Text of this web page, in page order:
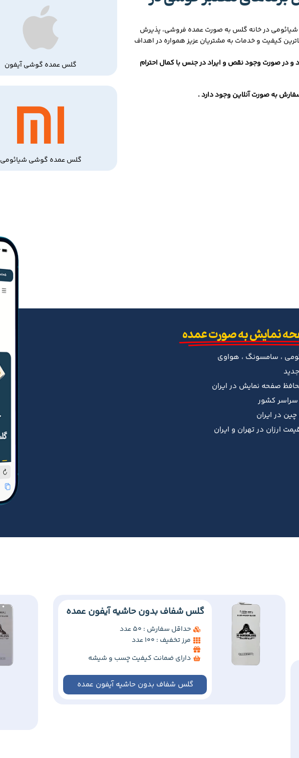
در خانه گلس به صورت عمده فروشی، پذیرش
کیفیت و خدمات به مشتریان عزیز همواره در اهداف
و در صورت وجود نقص و ایراد در جنس با کمال احترام
به صورت آنلاین وجود دارد .
گلس عمده گوشی آیفون
گلس عمده گوشی شیائومی
نمایش به صورت عمده
، سامسونگ ، هواوی
صفحه نمایش در ایران
کشور
در ایران
ارزان در تهران و ایران
گلس شفاف بدون حاشیه آیفون عمده
حداقل سفارش : 50 عدد
مرز تخفیف : 100 عدد
دارای ضمانت کیفیت چسب و شیشه
گلس شفاف بدون حاشیه آیفون عمده